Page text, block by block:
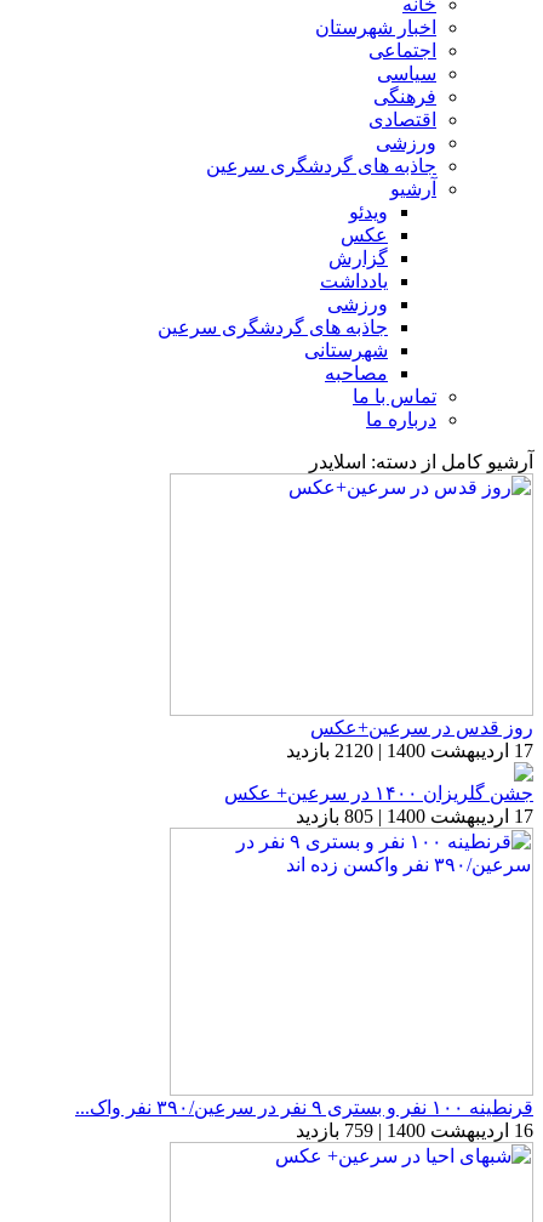
خانه
اخبار شهرستان
اجتماعی
سیاسی
فرهنگی
اقتصادی
ورزشی
جاذبه های گردشگری سرعین
آرشیو
ویدئو
عکس
گزارش
یادداشت
ورزشی
جاذبه های گردشگری سرعین
شهرستانی
مصاحبه
تماس با ما
درباره ما
آرشیو کامل از دسته: اسلایدر
روز قدس در سرعین+عکس
17 اردیبهشت 1400 | 2120 بازدید
جشن گلریزان ۱۴۰۰ در سرعین+ عکس
17 اردیبهشت 1400 | 805 بازدید
قرنطینه ۱۰۰ نفر و بستری ۹ نفر در سرعین/۳۹۰ نفر واک...
16 اردیبهشت 1400 | 759 بازدید